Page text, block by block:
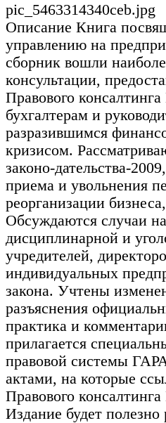
pic_5463314340ceb.jpg
Описание Книга
управлению на
сборник вошли
консультации,
Правового
бухгалтерам и
разразившимся
кризисом.
законо-дательства-
приема и увольнения
реорганизации
Обсуждаются случаи
дисциплинарной и
учредителей,
индивидуальных
закона. Учтены
разъяснения
практика и
прилагается
правовой системы
актами, на которые
Правового
Издание будет полезно